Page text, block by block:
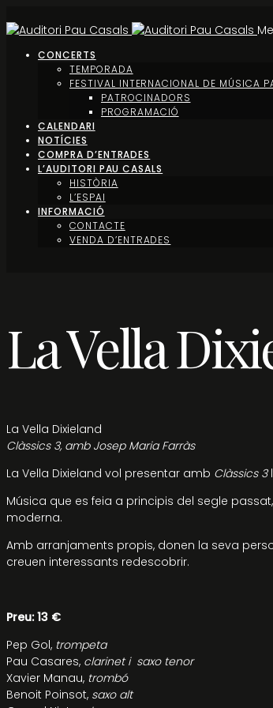
CONCERTS
TEMPORADA
FESTIVAL INTERNACIONAL DE MÚSICA
PATROCINADORS
PROGRAMACIÓ
CALENDARI
NOTÍCIES
COMPRA D’ENTRADES
L’AUDITORI PAU CASALS
HISTÒRIA
L’ESPAI
INFORMACIÓ
CONTACTE
VENDA D’ENTRADES
La Vella
La Vella Dixieland
Clàssics 3, amb Josep Maria Farràs
La Vella Dixieland vol presentar amb Clàssics 3
Música que es feia a principis del segle
moderna.
Amb arranjaments propis, donen la seva
creuen interessants redescobrir.
Preu: 13 €
Pep Gol, trompeta
Pau Casares, clarinet i saxo tenor
Xavier Manau, trombó
Benoit Poinsot, saxo alt